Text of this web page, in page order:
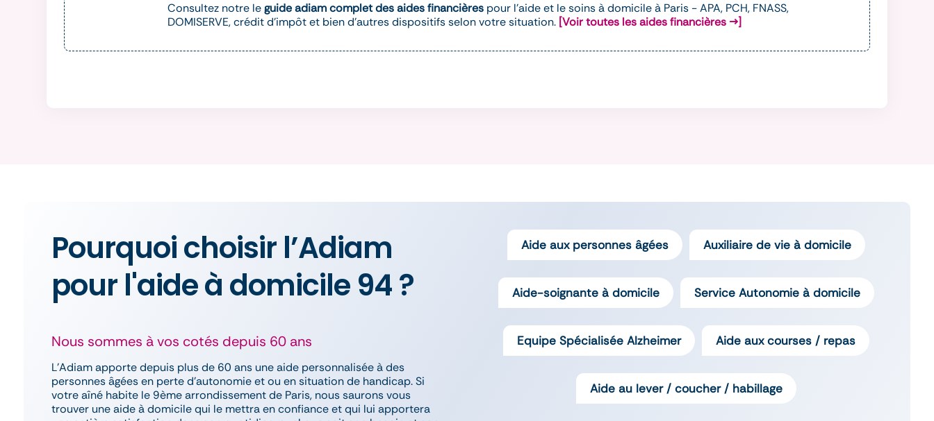
Consultez notre leguide adiam complet des aides financièrespour l'aide et le soins à domicile à Paris - APA, PCH, FNASS,
DOMISERVE, crédit d'impôt et bien d'autres dispositifs selon votre situation. [Voir toutes les aides financières →]
Pourquoi choisir l’Adiam
pour l'aide à domicile 94 ?
Nous sommes à vos cotés depuis 60 ans
L’Adiam apporte depuis plus de 60 ans une aide personnalisée à des
personnes âgées en perte d’autonomie et ou en situation de handicap. Si
votre aîné habite le 9ème arrondissement de Paris, nous saurons vous
trouver une aide à domicile qui le mettra en confiance et qui lui apportera
Aide aux personnes âgées Auxiliaire de vie à domicile
Aide-soignante à domicile Service Autonomie à domicile
Equipe Spécialisée Alzheimer Aide aux courses / repas
Aide au lever / coucher / habillage